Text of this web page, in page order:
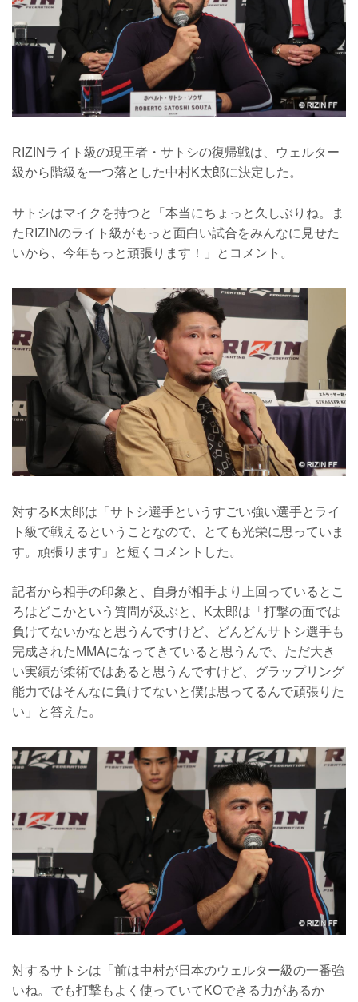
RIZINライト級の現王者・サトシの復帰戦は、ウェルター
級から階級を一つ落とした中村K太郎に決定した。
サトシはマイクを持つと「本当にちょっと久しぶりね。ま
たRIZINのライト級がもっと面白い試合をみんなに見せた
いから、今年もっと頑張ります！」とコメント。
対するK太郎は「サトシ選手というすごい強い選手とライ
ト級で戦えるということなので、とても光栄に思っていま
す。頑張ります」と短くコメントした。
記者から相手の印象と、自身が相手より上回っているとこ
ろはどこかという質問が及ぶと、K太郎は「打撃の面では
負けてないかなと思うんですけど、どんどんサトシ選手も
完成されたMMAになってきていると思うんで、ただ大き
い実績が柔術ではあると思うんですけど、グラップリング
能力ではそんなに負けてないと僕は思ってるんで頑張りた
い」と答えた。
対するサトシは「前は中村が日本のウェルター級の一番強
いね。でも打撃もよく使っていてKOできる力があるか